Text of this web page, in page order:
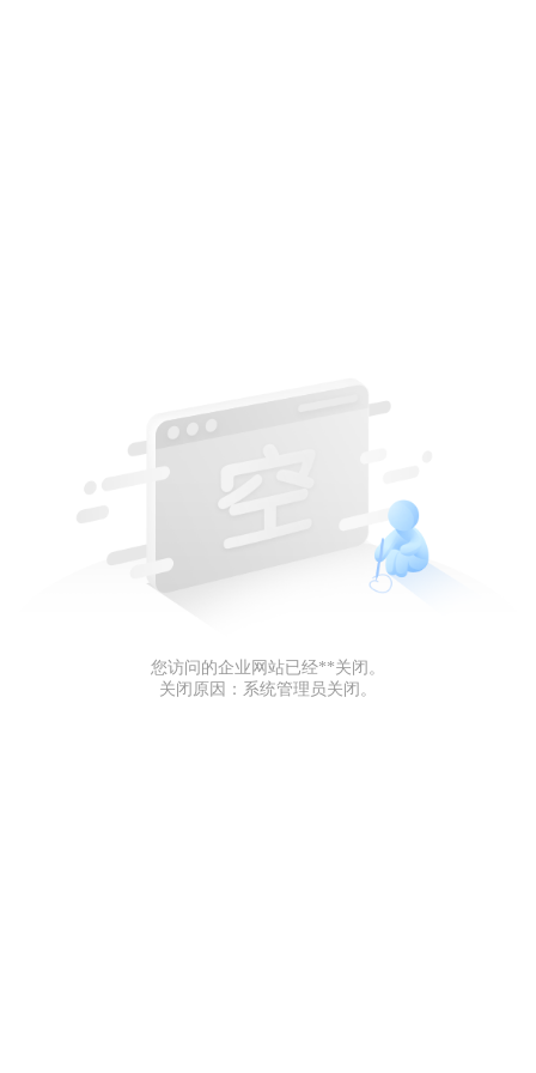
您访问的企业网站已经**关闭。
关闭原因：系统管理员关闭。